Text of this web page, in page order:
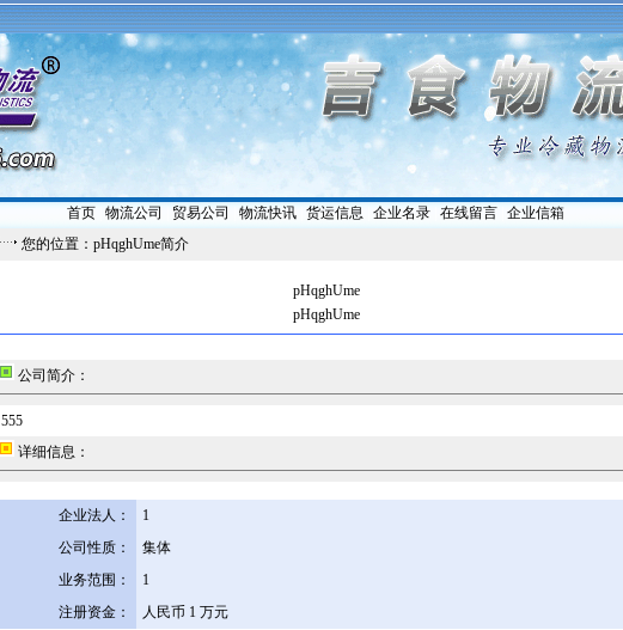
首页| 物流公司 贸易公司 物流快讯| 货运信息 企业名录| 在线留言| 企业信箱
您的位置：pHqghUme简介
pHqghUme
pHqghUme
公司简介：
555
详细信息：
企业法人：
1
公司性质：
集体
业务范围：
1
注册资金：
人民币 1 万元